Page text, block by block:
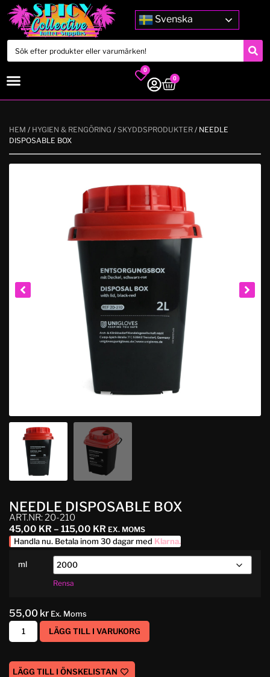
Svenska
0
0
HEM / HYGIEN & RENGÖRING / SKYDDSPRODUKTER / NEEDLE
DISPOSABLE BOX
NEEDLE DISPOSABLE BOX
ART.NR: 20-210
45,00 KR – 115,00 KR EX. MOMS
Handla nu. Betala inom 30 dagar med Klarna.
ml
Rensa
55,00 kr Ex. Moms
LÄGG TILL I VARUKORG
LÄGG TILL I ÖNSKELISTAN